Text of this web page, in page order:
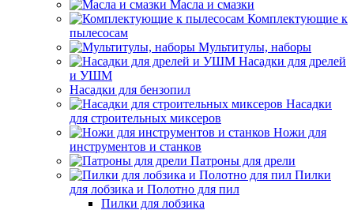
Масла и смазки
Комплектующие к
пылесосам
Мультитулы, наборы
Насадки для дрелей
и УШМ
Насадки для бензопил
Насадки
для строительных миксеров
Ножи для
инструментов и станков
Патроны для дрели
Пилки
для лобзика и Полотно для пил
Пилки для лобзика